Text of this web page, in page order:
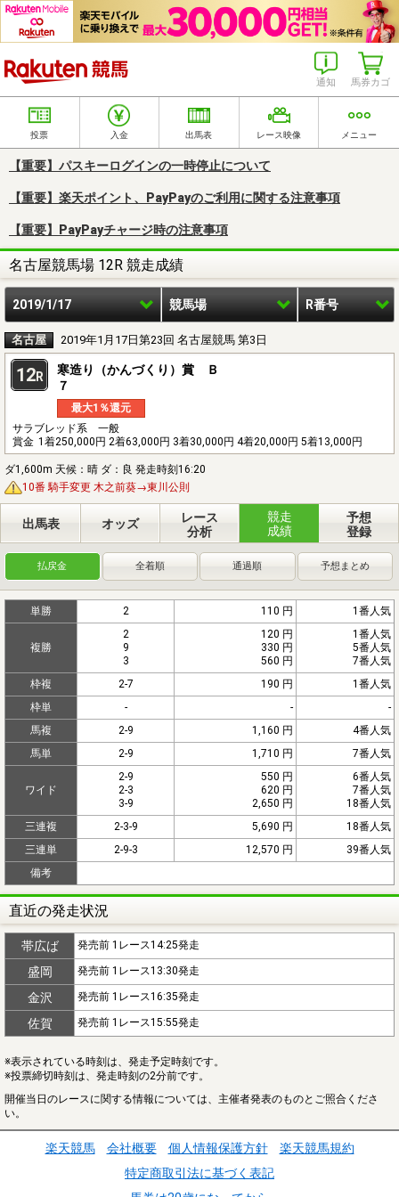
馬券カゴ
通知
投票 入金 出馬表 レース映像 メニュー
【重要】パスキーログインの一時停止について
【重要】楽天ポイント、PayPayのご利用に関する注意事項
【重要】PayPayチャージ時の注意事項
名古屋競馬場 12R 競走成績
2019/1/17 競馬場 R番号
名古屋 2019年1月17日第23回 名古屋競馬 第3日
12R
寒造り（かんづくり）賞 Ｂ
７
最大1％還元
サラブレッド系 一般
賞金 1着250,000円 2着63,000円 3着30,000円 4着20,000円 5着13,000円
ダ1,600m 天候：晴 ダ：良 発走時刻16:20
10番 騎手変更 木之前葵→東川公則
出馬表 オッズ
レース
分析
競走
成績
予想
登録
払戻金 全着順 通過順 予想まとめ
単勝 2 110 円 1番人気
複勝
2
9
3
120 円
330 円
560 円
1番人気
5番人気
7番人気
枠複
2-7 190 円
1番人気
枠単
- -
-
馬複
2-9 1,160 円
4番人気
馬単
2-9 1,710 円 7番人気
ワイド
2-9
2-3
3-9
550 円
620 円
2,650 円
6番人気
7番人気
18番人気
三連複
2-3-9 5,690 円
18番人気
三連単
2-9-3 12,570 円
39番人気
備考
直近の発走状況
帯広ば 発売前 1レース14:25発走
盛岡 発売前 1レース13:30発走
金沢 発売前 1レース16:35発走
佐賀 発売前 1レース15:55発走
※表示されている時刻は、発走予定時刻です。
※投票締切時刻は、発走時刻の2分前です。
開催当日のレースに関する情報については、主催者発表のものとご照合くださ
い。
楽天競馬 会社概要 個人情報保護方針
楽天競馬規約
特定商取引法に基づく表記